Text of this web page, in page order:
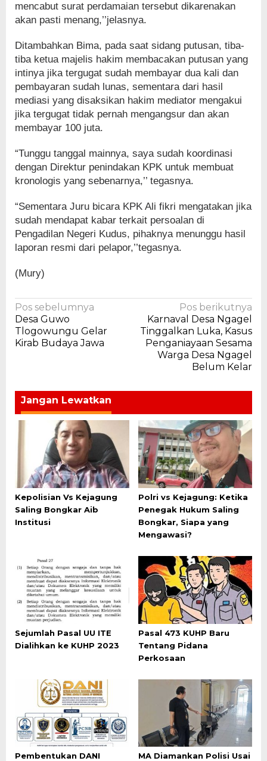
mencabut surat perdamaian tersebut dikarenakan
akan pasti menang,’’jelasnya.
Ditambahkan Bima, pada saat sidang putusan, tiba-
tiba ketua majelis hakim membacakan putusan yang
intinya jika tergugat sudah membayar dua kali dan
pembayaran sudah lunas, sementara dari hasil
mediasi yang disaksikan hakim mediator mengakui
jika tergugat tidak pernah mengangsur dan akan
membayar 100 juta.
“Tunggu tanggal mainnya, saya sudah koordinasi
dengan Direktur penindakan KPK untuk membuat
kronologis yang sebenarnya,’’ tegasnya.
“Sementara Juru bicara KPK Ali fikri mengatakan jika
sudah mendapat kabar terkait persoalan di
Pengadilan Negeri Kudus, pihaknya menunggu hasil
laporan resmi dari pelapor,’’tegasnya.
(Mury)
Navigasi
pos
Pos sebelumnya
Desa Guwo
Tlogowungu Gelar
Kirab Budaya Jawa
Pos berikutnya
Karnaval Desa Ngagel
Tinggalkan Luka, Kasus
Penganiayaan Sesama
Warga Desa Ngagel
Belum Kelar
Jangan Lewatkan
Kepolisian Vs Kejagung
Saling Bongkar Aib
Institusi
Polri vs Kejagung: Ketika
Penegak Hukum Saling
Bongkar, Siapa yang
Mengawasi?
Sejumlah Pasal UU ITE
Dialihkan ke KUHP 2023
Pasal 473 KUHP Baru
Tentang Pidana
Perkosaan
Pembentukan DANI
MA Diamankan Polisi Usai